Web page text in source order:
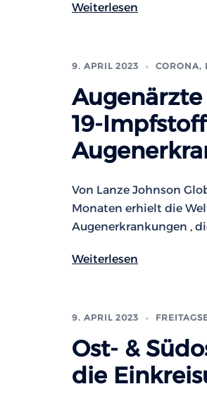
Weiterlesen
9. APRIL 2023 CORONA,
19-
Von Lanze Johnson
Monaten erhielt die
Augenerkrankungen ,
Weiterlesen
9. APRIL 2023
Ost- &
die